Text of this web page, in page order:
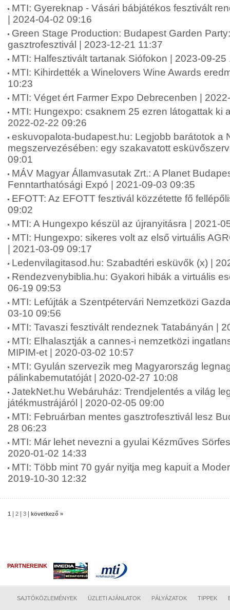
MTI: Gyereknap - Vásári bábjátékos fesztivált
| 2024-04-02 09:16
Green Stage Production: Budapest Garden
gasztrofesztivál | 2023-12-21 11:37
MTI: Halfesztivált tartanak Siófokon | 2023-09-25
MTI: Kihirdették a Winelovers Wine Awards
10:23
MTI: Véget ért Farmer Expo Debrecenben |
MTI: Hungexpo: csaknem 25 ezren látogattak ki
2022-02-22 09:26
eskuvopalota-budapest.hu: Legjobb barátotok a
megszervezésében: egy szakavatott
09:01
MÁV Magyar Államvasutak Zrt.: A Planet
Fenntarthatósági Expó | 2021-09-03 09:35
EFOTT: Az EFOTT fesztivál közzétette fő
09:02
MTI: A Hungexpo készül az újranyitásra | 2021-
MTI: Hungexpo: sikeres volt az első virtuális
| 2021-03-09 09:17
Ledenvilagitasod.hu: Szabadtéri esküvők (x) |
Rendezvenybiblia.hu: Gyakori hibák a virtuális
06-19 09:53
MTI: Lefújták a Szentpétervári Nemzetközi
03-10 09:56
MTI: Tavaszi fesztivált rendeznek Tatabányán |
MTI: Elhalasztják a cannes-i nemzetközi
MIPIM-et | 2020-03-02 10:57
MTI: Gyulán szervezik meg Magyarország
pálinkabemutatóját | 2020-02-27 10:08
JatekNet.hu Webáruház: Trendjelentés a világ
játékmustrájáról | 2020-02-05 09:00
MTI: Februárban mentes gasztrofesztivál lesz
28 06:23
MTI: Már lehet nevezni a gyulai Kézműves
2020-01-02 14:33
MTI: Több mint 70 gyár nyitja meg kapuit a
2019-10-30 12:32
1 2 3 következő »
PARTNEREINK
SAJTÓKÖZLEMÉNYEK ÜZLETI AJÁNLATOK PÁLYÁZATOK TIPPEK